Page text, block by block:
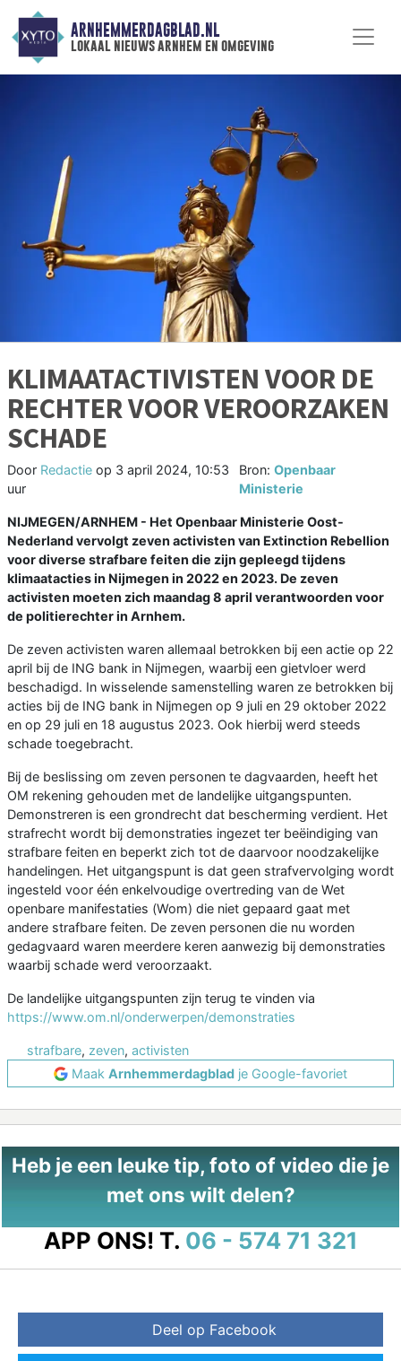
ARNHEMMERDAGBLAD.NL
lokaal nieuws arnhem en omgeving
KLIMAATACTIVISTEN VOOR DE
RECHTER VOOR VEROORZAKEN
SCHADE
Door Redactie op 3 april 2024, 10:53
uur
Bron: Openbaar
Ministerie
NIJMEGEN/ARNHEM - Het Openbaar Ministerie Oost-
Nederland vervolgt zeven activisten van Extinction Rebellion
voor diverse strafbare feiten die zijn gepleegd tijdens
klimaatacties in Nijmegen in 2022 en 2023. De zeven
activisten moeten zich maandag 8 april verantwoorden voor
de politierechter in Arnhem.
De zeven activisten waren allemaal betrokken bij een actie op 22
april bij de ING bank in Nijmegen, waarbij een gietvloer werd
beschadigd. In wisselende samenstelling waren ze betrokken bij
acties bij de ING bank in Nijmegen op 9 juli en 29 oktober 2022
en op 29 juli en 18 augustus 2023. Ook hierbij werd steeds
schade toegebracht.
Bij de beslissing om zeven personen te dagvaarden, heeft het
OM rekening gehouden met de landelijke uitgangspunten.
Demonstreren is een grondrecht dat bescherming verdient. Het
strafrecht wordt bij demonstraties ingezet ter beëindiging van
strafbare feiten en beperkt zich tot de daarvoor noodzakelijke
handelingen. Het uitgangspunt is dat geen strafvervolging wordt
ingesteld voor één enkelvoudige overtreding van de Wet
openbare manifestaties (Wom) die niet gepaard gaat met
andere strafbare feiten. De zeven personen die nu worden
gedagvaard waren meerdere keren aanwezig bij demonstraties
waarbij schade werd veroorzaakt.
De landelijke uitgangspunten zijn terug te vinden via
https://www.om.nl/onderwerpen/demonstraties
strafbare, zeven, activisten
Maak Arnhemmerdagblad je Google-favoriet
Heb je een leuke tip, foto of video die je
met ons wilt delen?
APP ONS! T. 06 - 574 71 321
Deel op Facebook